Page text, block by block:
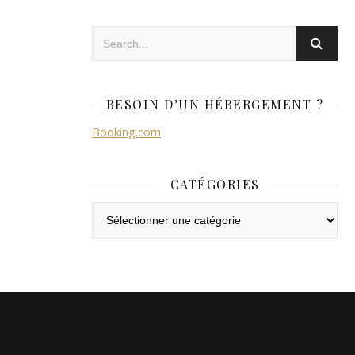
BESOIN D’UN HÉBERGEMENT ?
Booking.com
CATÉGORIES